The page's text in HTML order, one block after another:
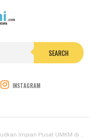
SEARCH
INSTAGRAM
Pusat UMKM di Gedung KONI